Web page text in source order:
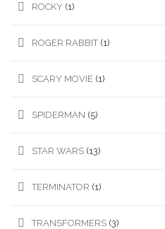
ROCKY (1)
ROGER RABBIT (1)
SCARY MOVIE (1)
SPIDERMAN (5)
STAR WARS (13)
TERMINATOR (1)
TRANSFORMERS (3)